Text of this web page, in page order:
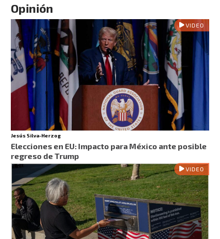
Opinión
VIDEO
Jesús Silva-Herzog
Elecciones en EU: Impacto para México ante posible
regreso de Trump
VIDEO